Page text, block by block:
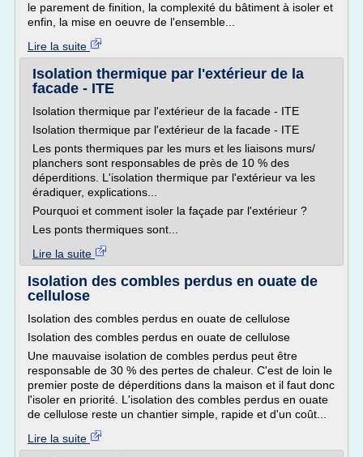
le parement de finition, la complexité du bâtiment à isoler et
enfin, la mise en oeuvre de l'ensemble...
Lire la suite
Isolation thermique par l'extérieur de la
facade - ITE
Isolation thermique par l'extérieur de la facade - ITE
Isolation thermique par l'extérieur de la facade - ITE
Les ponts thermiques par les murs et les liaisons murs/
planchers sont responsables de près de 10 % des
déperditions. L'isolation thermique par l'extérieur va les
éradiquer, explications...
Pourquoi et comment isoler la façade par l'extérieur ?
Les ponts thermiques sont...
Lire la suite
Isolation des combles perdus en ouate de
cellulose
Isolation des combles perdus en ouate de cellulose
Isolation des combles perdus en ouate de cellulose
Une mauvaise isolation de combles perdus peut être
responsable de 30 % des pertes de chaleur. C'est de loin le
premier poste de déperditions dans la maison et il faut donc
l'isoler en priorité. L'isolation des combles perdus en ouate
de cellulose reste un chantier simple, rapide et d'un coût...
Lire la suite